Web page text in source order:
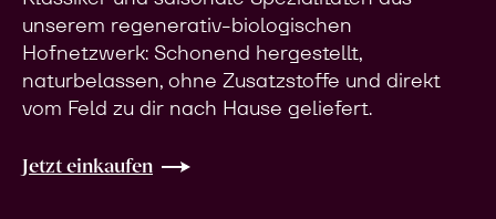
unserem regenerativ-biologischen
Hofnetzwerk: Schonend hergestellt,
naturbelassen, ohne Zusatzstoffe und direkt
vom Feld zu dir nach Hause geliefert.
Jetzt einkaufen